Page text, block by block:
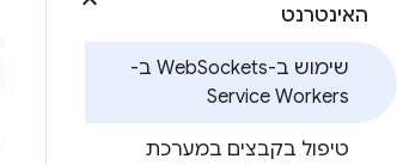
האינטרנט
שימוש ב-Web
Sockets ב-
Service Workers
טיפול בקבצים במערכת